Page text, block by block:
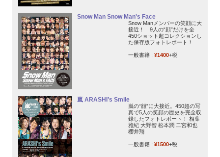
Snow Man Snow Man's Face
Snow Manメンバーの笑顔に大
接近！ 9人の“顔”だけを全
450ショット超コレクションし
た保存版フォトレポート！
一般書籍 : ¥1400+税
嵐 ARASHI’s Smile
嵐の“顔”に大接近。450超の写
真で5人の笑顔の歴史を完全収
録したフォトレポート！ 相葉
雅紀 大野智 松本潤 二宮和也
櫻井翔
一般書籍 : ¥1500+税